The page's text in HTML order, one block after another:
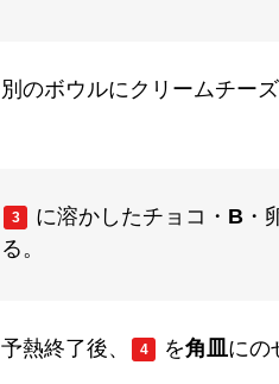
別のボウルにクリームチー
3 に溶かしたチョコ・ B ・
る。
予熱終了後、 4 を角皿 にの